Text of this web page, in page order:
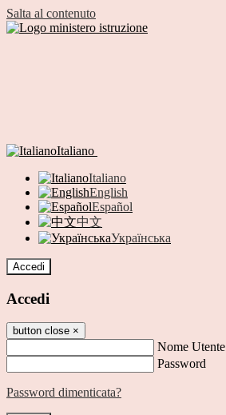
Salta al contenuto
Italiano
Italiano
English
Español
中文
Українська
Accedi
Accedi
button close ×
Nome Utente
Password
Password dimenticata?